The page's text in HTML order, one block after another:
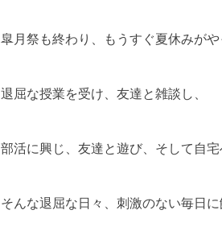
皐月祭も終わり、もうすぐ夏休みが
退屈な授業を受け、友達と雑談し、
部活に興じ、友達と遊び、そして自宅
そんな退屈な日々、刺激のない毎日